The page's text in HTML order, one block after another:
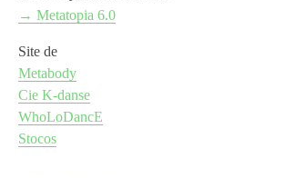
→ Metatopia 6.0
Site de
Metabody
Cie K-danse
WhoLoDancE
Stocos